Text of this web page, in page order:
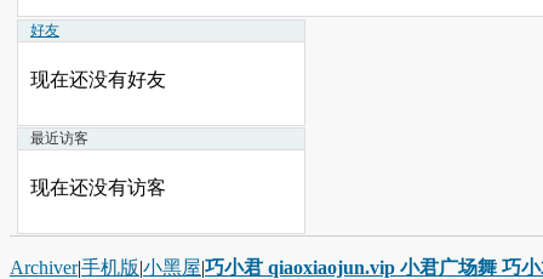
好友
现在还没有好友
最近访客
现在还没有访客
Archiver|手机版|小黑屋|巧小君 qiaoxiaojun.vip 小君广场舞 巧